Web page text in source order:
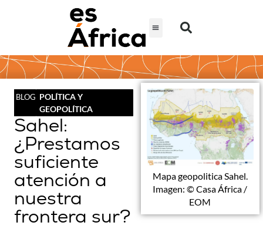
BLOG POLÍTICA Y
GEOPOLÍTICA
Sahel:
¿Prestamos
suficiente
atención a
nuestra
frontera sur?
Mapa geopolitica Sahel.
Imagen: © Casa África /
EOM